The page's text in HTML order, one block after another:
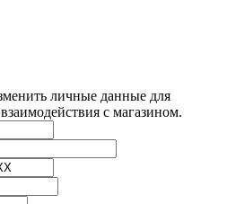
личные данные для
с магазином.